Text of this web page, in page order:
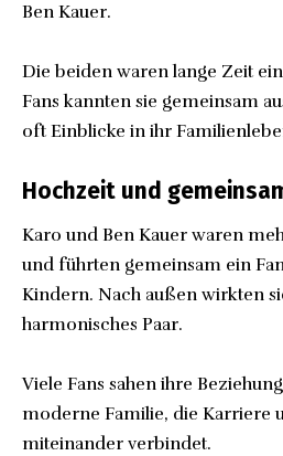
Ben Kauer.
Die beiden waren lange Zeit
Fans kannten sie gemeinsam
oft Einblicke in ihr
Hochzeit und
Karo und Ben Kauer waren
und führten gemeinsam ein
Kindern. Nach außen wirkten
harmonisches Paar.
Viele Fans sahen ihre
moderne Familie, die Karriere
miteinander verbindet.